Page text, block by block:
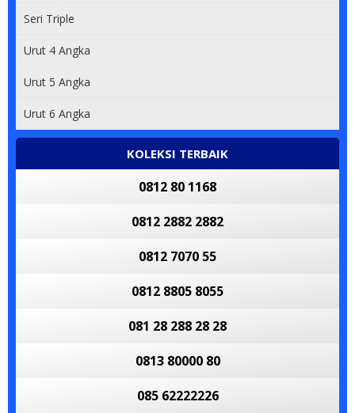
Seri Triple
Urut 4 Angka
Urut 5 Angka
Urut 6 Angka
KOLEKSI TERBAIK
0812 80 1168
0812 2882 2882
0812 7070 55
0812 8805 8055
081 28 288 28 28
0813 80000 80
085 62222226